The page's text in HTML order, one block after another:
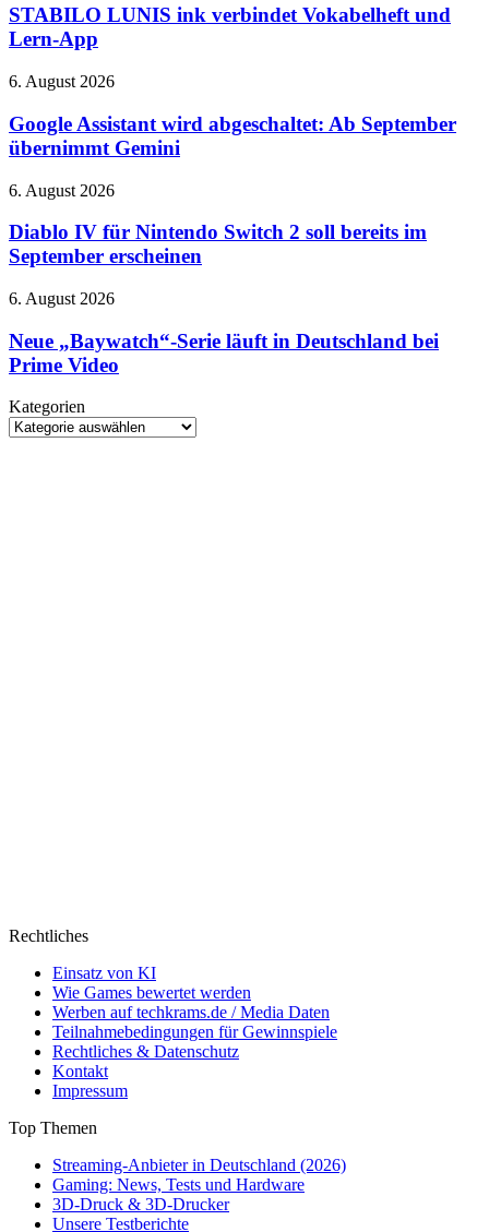
Grad-
Hotend
ink
verbindet
Vokabelheft
Lern-
STABILO LUNIS ink verbindet Vokabelheft und
Lern-App
Google
wird
abgeschaltet:
Ab
übernimmt
6. August 2026
Google Assistant wird abgeschaltet: Ab September
übernimmt Gemini
Diablo
für
Nintendo
Switch
soll
im
September
6. August 2026
Diablo IV für Nintendo Switch 2 soll bereits im
September erscheinen
Neue
Serie
läuft
in
bei
Prime
6. August 2026
Neue „Baywatch“-Serie läuft in Deutschland bei
Prime Video
Kategorien
Kategorien
Rechtliches
Einsatz von KI
Wie Games bewertet werden
Werben auf techkrams.de / Media Daten
Teilnahmebedingungen für Gewinnspiele
Rechtliches & Datenschutz
Kontakt
Impressum
Top Themen
Streaming-Anbieter in Deutschland (2026)
Gaming: News, Tests und Hardware
3D-Druck & 3D-Drucker
Unsere Testberichte